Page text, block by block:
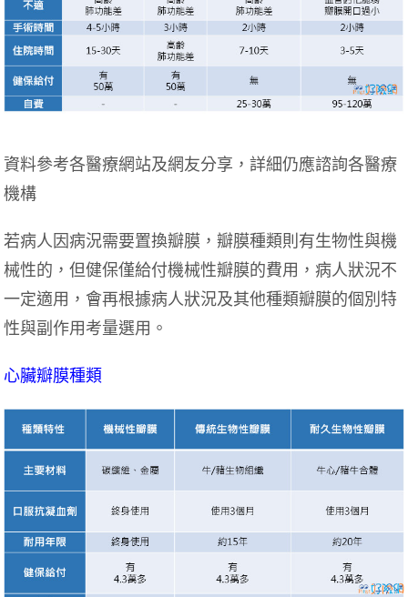
資料參考各醫療網站及網友分享，詳細仍應諮詢各醫療
機構
若病人因病況需要置換瓣膜，瓣膜種類則有生物性與機
械性的，但健保僅給付機械性瓣膜的費用，病人狀況不
一定適用，會再根據病人狀況及其他種類瓣膜的個別特
性與副作用考量選用。
心臟瓣膜種類